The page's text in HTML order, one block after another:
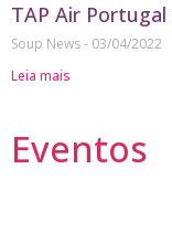
TAP Air
Soup News
03/04/2022
Leia mais
Eventos